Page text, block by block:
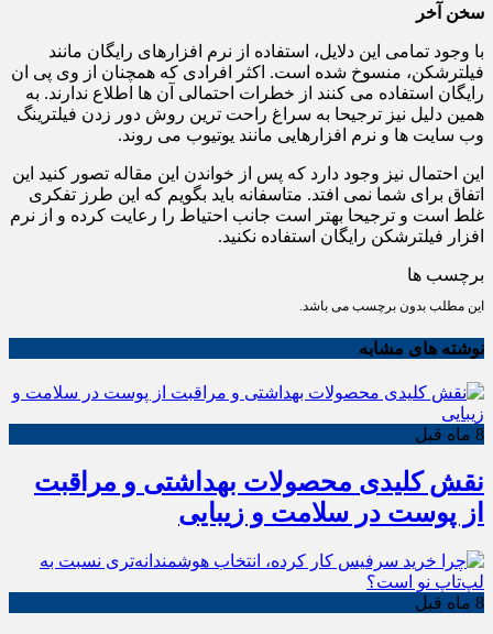
سخن آخر
با وجود تمامی این دلایل، استفاده از نرم افزارهای رایگان مانند
فیلترشکن، منسوخ شده است. اکثر افرادی که همچنان از وی پی ان
رایگان استفاده می کنند از خطرات احتمالی آن ها اطلاع ندارند. به
همین دلیل نیز ترجیحا به سراغ راحت ترین روش دور زدن فیلترینگ
وب سایت ها و نرم افزارهایی مانند یوتیوب می روند.
این احتمال نیز وجود دارد که پس از خواندن این مقاله تصور کنید این
اتفاق برای شما نمی افتد. متاسفانه باید بگویم که این طرز تفکری
غلط است و ترجیحا بهتر است جانب احتیاط را رعایت کرده و از نرم
افزار فیلترشکن رایگان استفاده نکنید.
برچسب ها
این مطلب بدون برچسب می باشد.
نوشته های مشابه
8 ماه قبل
نقش کلیدی محصولات بهداشتی و مراقبت
از پوست در سلامت و زیبایی
8 ماه قبل